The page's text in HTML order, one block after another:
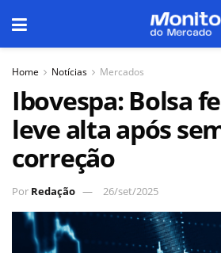
Home Notícias Mercados
Ibovespa: Bolsa
leve alta após
correção
Por Redação 26/set/2025